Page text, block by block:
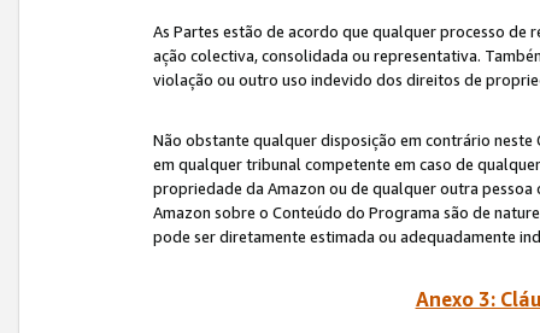
As Partes estão de acordo que qualquer processo
ação colectiva, consolidada ou representativa.
violação ou outro uso indevido dos direitos de
Não obstante qualquer disposição em contrário
em qualquer tribunal competente em caso de
propriedade da Amazon ou de qualquer outra
Amazon sobre o Conteúdo do Programa são de
pode ser diretamente estimada ou adequadamente
Anexo 3: